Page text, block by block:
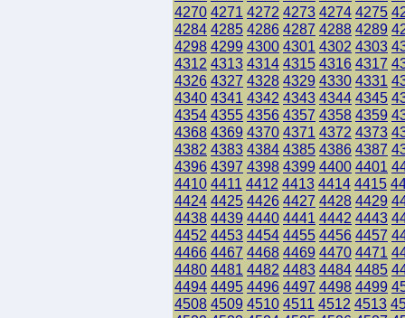
4270 4271 4272 4273 4274 4275
4284 4285 4286 4287 4288 4289
4298 4299 4300 4301 4302 4303
4312 4313 4314 4315 4316 4317
4326 4327 4328 4329 4330 4331
4340 4341 4342 4343 4344 4345
4354 4355 4356 4357 4358 4359
4368 4369 4370 4371 4372 4373
4382 4383 4384 4385 4386 4387
4396 4397 4398 4399 4400 4401
4410 4411 4412 4413 4414 4415
4424 4425 4426 4427 4428 4429
4438 4439 4440 4441 4442 4443
4452 4453 4454 4455 4456 4457
4466 4467 4468 4469 4470 4471
4480 4481 4482 4483 4484 4485
4494 4495 4496 4497 4498 4499
4508 4509 4510 4511 4512 4513